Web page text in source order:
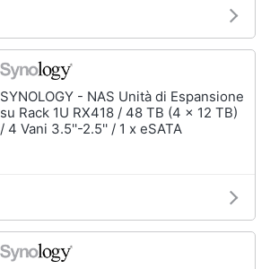
SYNOLOGY - NAS Unità di Espansione
su Rack 1U RX418 / 48 TB (4 x 12 TB)
/ 4 Vani 3.5''-2.5'' / 1 x eSATA